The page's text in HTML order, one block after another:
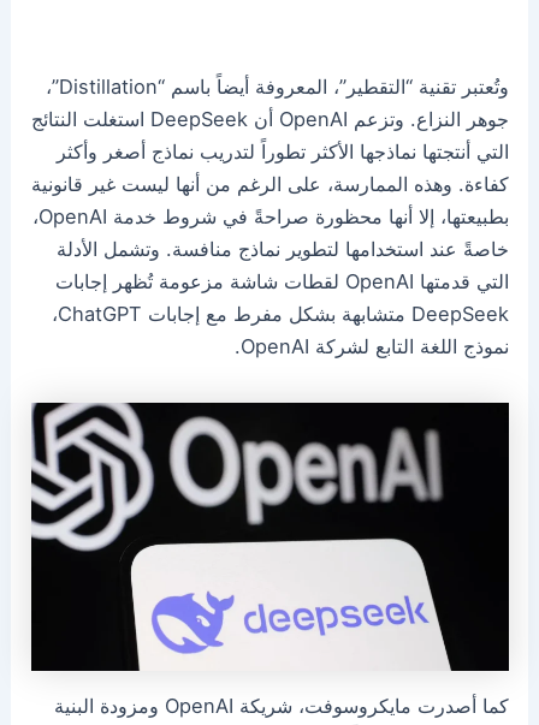
وتُعتبر تقنية “التقطير”، المعروفة أيضاً باسم “Distillation”،
جوهر النزاع. وتزعم OpenAI أن DeepSeek استغلت النتائج
التي أنتجتها نماذجها الأكثر تطوراً لتدريب نماذج أصغر وأكثر
كفاءة. وهذه الممارسة، على الرغم من أنها ليست غير قانونية
بطبيعتها، إلا أنها محظورة صراحةً في شروط خدمة OpenAI،
خاصةً عند استخدامها لتطوير نماذج منافسة. وتشمل الأدلة
التي قدمتها OpenAI لقطات شاشة مزعومة تُظهر إجابات
DeepSeek متشابهة بشكل مفرط مع إجابات ChatGPT،
نموذج اللغة التابع لشركة OpenAI.
كما أصدرت مايكروسوفت، شريكة OpenAI ومزودة البنية